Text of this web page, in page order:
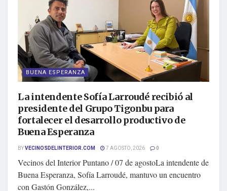
BUENA ESPERANZA
La intendente Sofía Larroudé recibió al
presidente del Grupo Tigonbu para
fortalecer el desarrollo productivo de
Buena Esperanza
BYVECINOSDELINTERIOR.COM 7 AGOSTO, 2026 0
Vecinos del Interior Puntano / 07 de agostoLa intendente de
Buena Esperanza, Sofía Larroudé, mantuvo un encuentro
con Gastón González,...